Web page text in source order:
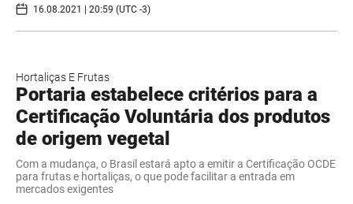
16.08.2021 | 20:59 (UTC -3)
Hortaliças E Frutas
Portaria estabelece critérios para a
Certificação Voluntária dos produtos
de origem vegetal
Com a mudança, o Brasil estará apto a emitir a Certificação OCDE
para frutas e hortaliças, o que pode facilitar a entrada em
mercados exigentes